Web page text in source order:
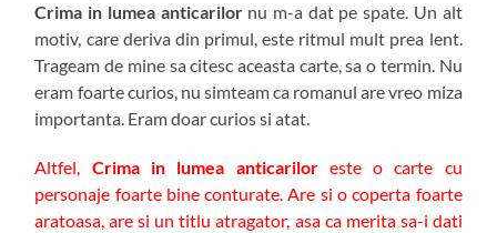
Crima in lumea anticarilornu m-a dat pe spate. Un alt
motiv, care deriva din primul, este ritmul mult prea lent.
Trageam de mine sa citesc aceasta carte, sa o termin. Nu
eram foarte curios, nu simteam ca romanul are vreo miza
importanta. Eram doar curios si atat.
Altfel, Crima in lumea anticariloreste o carte cu
personaje foarte bine conturate. Are si o coperta foarte
aratoasa, are si un titlu atragator, asa ca merita sa-i dati